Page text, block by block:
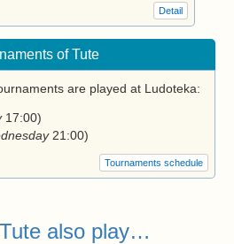
Detail
of Tute
are played at Ludoteka:
17:00)
21:00)
Tournaments schedule
also play…